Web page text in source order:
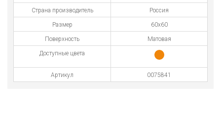
Страна производитель Россия
Размер 60x60
Поверхность Матовая
Доступные цвета
Артикул 0075841